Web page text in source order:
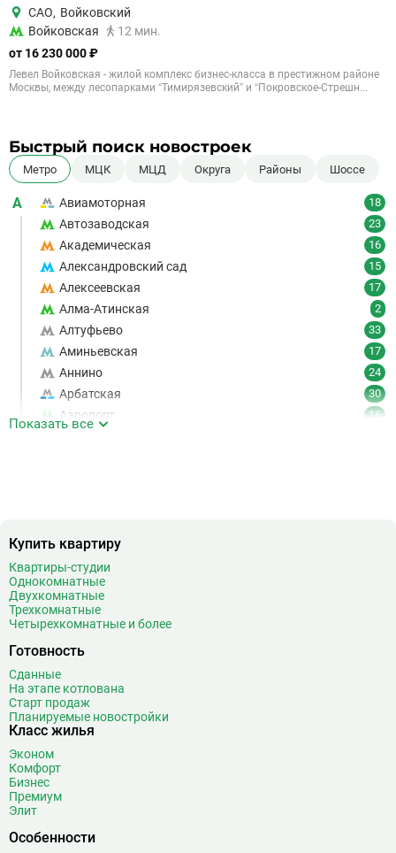
САО, Войковский
Войковская
12 мин.
от 16 230 000 ₽
Левел Войковская - жилой комплекс бизнес-класса в престижном районе
Москвы, между лесопарками “Тимирязевский” и “Покровское-Стрешн...
Быстрый поиск новостроек
Метро МЦК МЦД Округа Районы Шоссе
А Авиамоторная 18
Автозаводская 23
Академическая 16
Александровский сад 15
Алексеевская 17
Алма-Атинская 2
Алтуфьево 33
Аминьевская 17
Аннино 24
Арбатская 30
Аэропорт 16
Беговая
Беломорская
Белорусская
Беляево
Библиотека имени Ленина
Битцевский парк
Борисово
Боровицкая
Ботанический сад
Показать все
Купить квартиру
Квартиры-студии
Однокомнатные
Двухкомнатные
Трехкомнатные
Четырехкомнатные и более
Готовность
Сданные
На этапе котлована
Старт продаж
Планируемые новостройки
Класс жилья
Эконом
Комфорт
Бизнес
Премиум
Элит
Особенности